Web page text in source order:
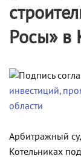
Росы» в
инвестиций,
области
Арбитражный
Котельниках